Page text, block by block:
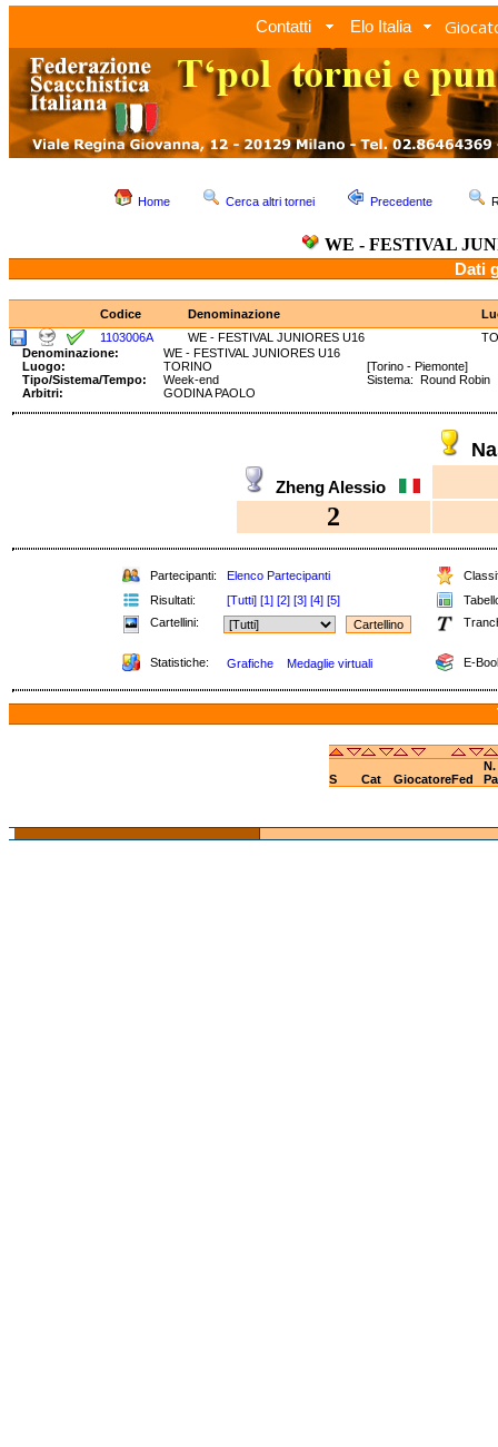
Contatti Elo Italia
Home Cerca altri tornei Precedente
WE - FESTIVAL
Dati
Codice Denominazione
1103006A
WE - FESTIVAL JUNIORES U16
Denominazione:
WE - FESTIVAL JUNIORES U16
Luogo:
TORINO
[Torino - Piemonte]
Tipo/Sistema/Tempo:
Week-end
Sistema: Round
Arbitri:
GODINA PAOLO
Zheng Alessio
2
Partecipanti: Elenco Partecipanti
Risultati:
[Tutti] [1] [2] [3] [4] [5]
Cartellini:
Statistiche: Grafiche Medaglie virtuali E-
N.
S
Cat GiocatoreFed